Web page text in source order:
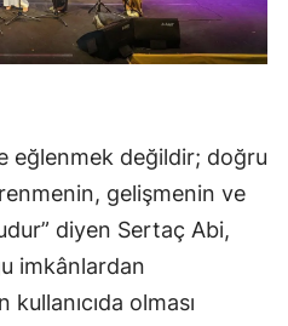
eğlenmek değildir; doğru
gelişmenin ve
diyen Sertaç Abi,
imkânlardan
olması